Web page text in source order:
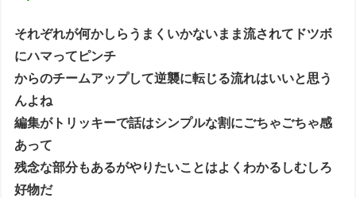
それぞれが何かしらうまくいかないまま流されてドツボ
にハマってピンチ
からのチームアップして逆襲に転じる流れはいいと思う
んよね
編集がトリッキーで話はシンプルな割にごちゃごちゃ感
あって
残念な部分もあるがやりたいことはよくわかるしむしろ
好物だ